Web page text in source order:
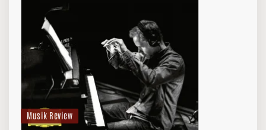
Musik Review